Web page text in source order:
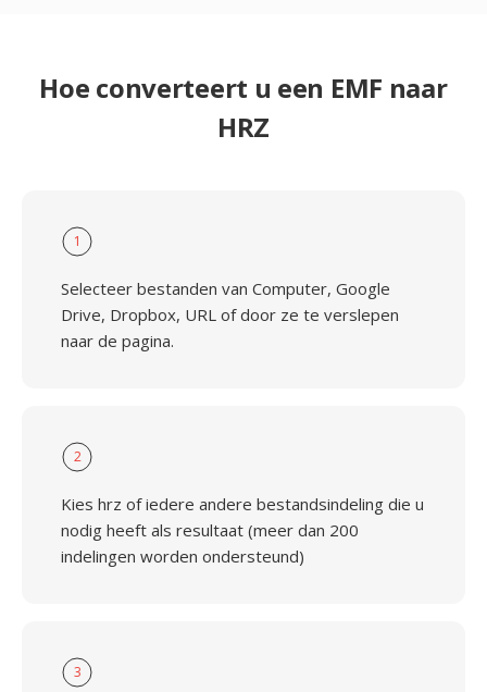
Hoe converteert u een EMF naar
HRZ
1
Selecteer bestanden van Computer, Google
Drive, Dropbox, URL of door ze te verslepen
naar de pagina.
2
Kies hrz of iedere andere bestandsindeling die u
nodig heeft als resultaat (meer dan 200
indelingen worden ondersteund)
3